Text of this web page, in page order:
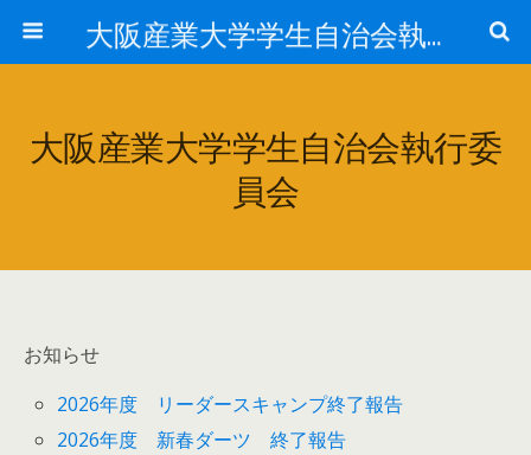
大阪産業大学学生自治会執行委員会
大阪産業大学学生自治会執行委
員会
お知らせ
2026年度 リーダースキャンプ終了報告
2026年度 新春ダーツ 終了報告